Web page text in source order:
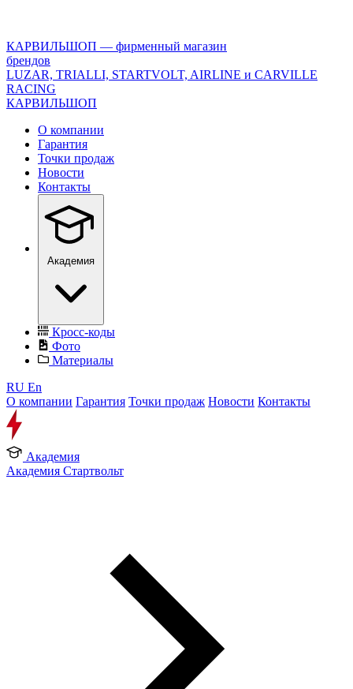
version="1.0"
encoding="utf-
8"?
>
КАРВИЛЬШОП — фирменный магазин
брендов
LUZAR, TRIALLI, STARTVOLT, AIRLINE и CARVILLE
RACING
КАРВИЛЬШОП
О компании
Гарантия
Точки продаж
Новости
Контакты
Академия
Кросс-коды
Фото
Материалы
RU En
О компании Гарантия Точки продаж Новости Контакты
Академия
Академия Стартвольт